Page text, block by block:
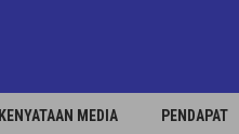
KENYATAAN MEDIA PENDAPAT